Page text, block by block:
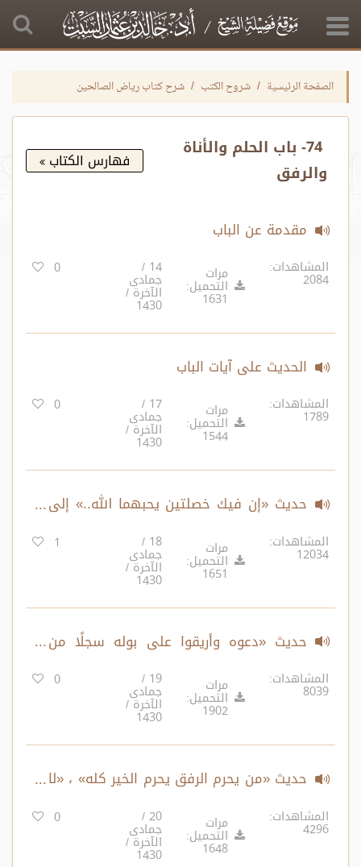
الصفحة الرئيسية شروح الكتب شرح كتاب رياض الصالحين
74- باب الحلم والأناة
والرفق
فهارس الكتاب
مقدمة عن الباب
المشاهدات:
2084 مرات
التحميل:
1631
14 /
جمادى
الآخرة /
1430
0
الحديث على آيات الباب
المشاهدات:
1789 مرات
التحميل:
1544
17 /
جمادى
الآخرة /
1430
0
حديث «إن فيك خصلتين يحبهما الله..» إلى
«إن الرفق لا يكون في شيء إلا زانه..»
المشاهدات:
12034 مرات
التحميل:
1651
18 /
جمادى
الآخرة /
1430
1
حديث «دعوه وأريقوا على بوله سجلًا من
ماء..» ، «يسروا ولا تعسروا..»
المشاهدات:
8039 مرات
التحميل:
1902
19 /
جمادى
الآخرة /
1430
0
حديث «من يحرم الرفق يحرم الخير كله» ، «لا
تغضب» فردد مرارًا..
المشاهدات:
4296 مرات
التحميل:
1648
20 /
جمادى
الآخرة /
1430
0